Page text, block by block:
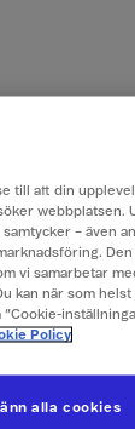
till att din
webbplatsen.
– även
Den
vi samarbetar
kan när som
Policy
alla cookies